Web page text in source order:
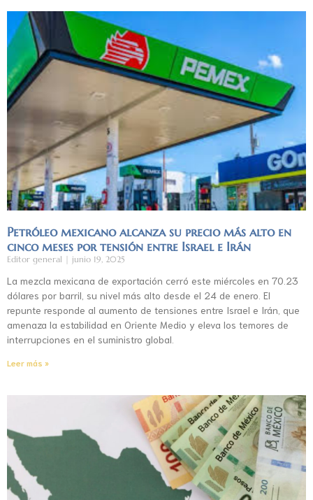
Petróleo mexicano alcanza su precio más alto en
cinco meses por tensión entre Israel e Irán
Editor general junio 19, 2025
La mezcla mexicana de exportación cerró este miércoles en 70.23
dólares por barril, su nivel más alto desde el 24 de enero. El
repunte responde al aumento de tensiones entre Israel e Irán, que
amenaza la estabilidad en Oriente Medio y eleva los temores de
interrupciones en el suministro global.
Leer más »